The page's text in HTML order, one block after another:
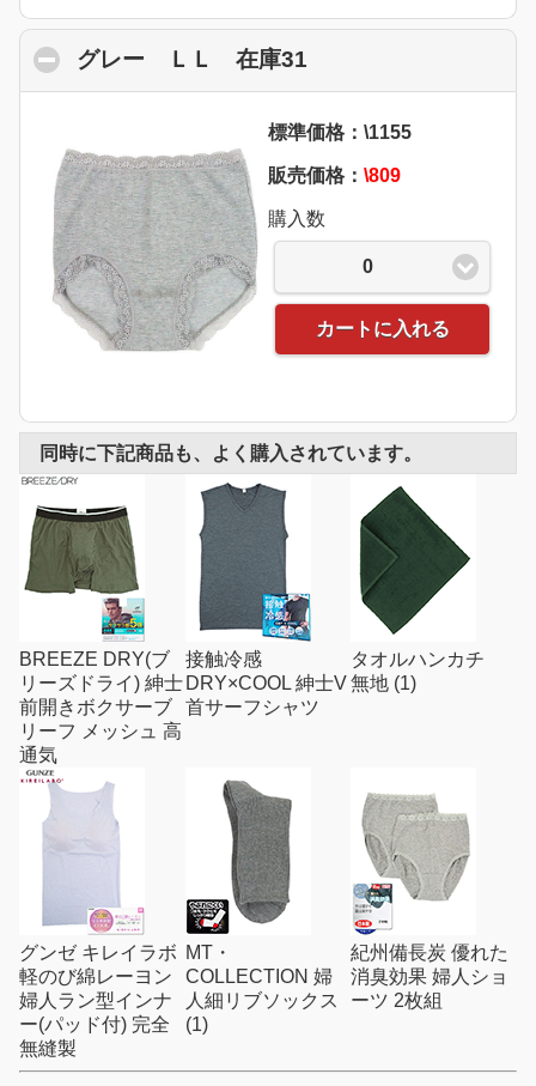
グレー ＬＬ 在庫31
標準価格：\1155
販売価格： \809
購入数
0
カートに入れる
同時に下記商品も、よく購入されています。
BREEZE DRY(ブ
リーズドライ) 紳士
前開きボクサーブ
リーフ メッシュ 高
通気
接触冷感
DRY×COOL 紳士V
首サーフシャツ
タオルハンカチ
無地 (1)
グンゼ キレイラボ
軽のび綿レーヨン
婦人ラン型インナ
ー(パッド付) 完全
無縫製
MT・
COLLECTION 婦
人細リブソックス
(1)
紀州備長炭 優れた
消臭効果 婦人ショ
ーツ 2枚組